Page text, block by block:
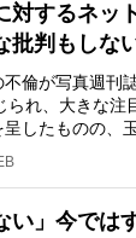
対するネッ
批判もし
倫が写真週刊
れ、大きな注
したものの、
い」今では